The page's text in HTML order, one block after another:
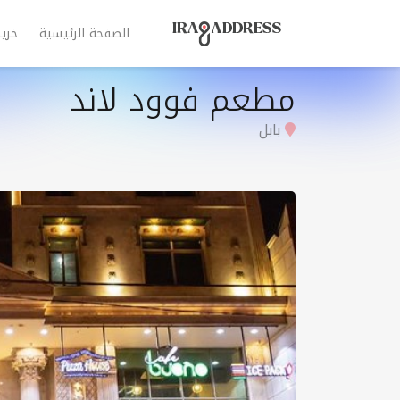
الصفحة الرئيسية
مطعم فوود لاند
بابل